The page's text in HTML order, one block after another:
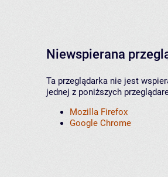
Niewspierana
Ta przeglądarka nie jest
jednej z poniższych
Mozilla Firefox
Google Chrome